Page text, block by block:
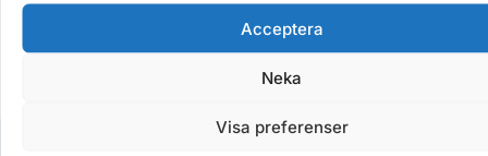
Acceptera
Neka
Visa preferenser
tryggt